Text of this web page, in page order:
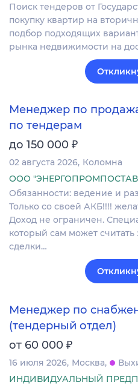
Поиск тендеров от
покупку квартир на
подбор подходящих
рынка недвижимости на
Менеджер по
по тендерам
до 150 000 ₽
02 августа 2026 Коломна
ООО
Обязанности: ведение и
Только со своей АКБ!!!!
Доход не ограничен.
который сам может считать
сделки…
Менеджер по
(тендерный отдел)
от 60 000 ₽
16 июля 2026 Москва
ИНДИВИДУАЛЬНЫЙ